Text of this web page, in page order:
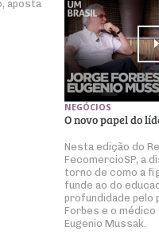
aposta
NEGÓCIOS
O novo papel do
Nesta edição do
FecomercioSP, a
torno de como a
funde ao do
profundidade pelo
Forbes e o
Eugenio Mussak.